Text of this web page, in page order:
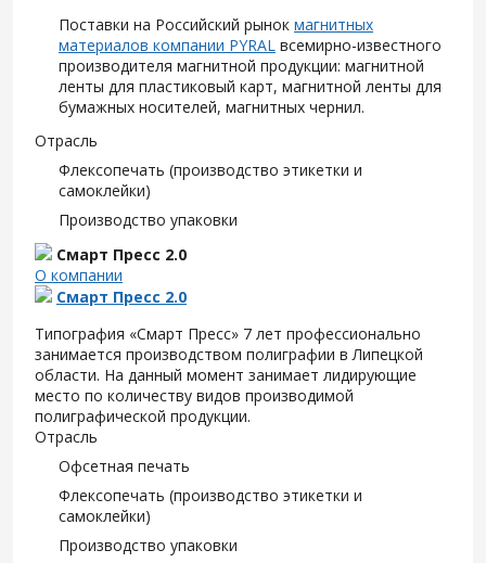
Поставки на Российский рынок магнитных
материалов компании PYRAL всемирно-известного
производителя магнитной продукции: магнитной
ленты для пластиковый карт, магнитной ленты для
бумажных носителей, магнитных чернил.
Отрасль
Флексопечать (производство этикетки и
самоклейки)
Производство упаковки
Смарт Пресс 2.0
О компании
Смарт Пресс 2.0
Типография «Смарт Пресс» 7 лет профессионально
занимается производством полиграфии в Липецкой
области. На данный момент занимает лидирующие
место по количеству видов производимой
полиграфической продукции.
Отрасль
Офсетная печать
Флексопечать (производство этикетки и
самоклейки)
Производство упаковки